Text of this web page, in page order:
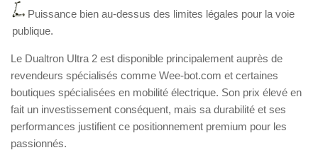
Puissance bien au-dessus des limites légales pour la voie
publique.
Le Dualtron Ultra 2 est disponible principalement auprès de
revendeurs spécialisés comme Wee-bot.com et certaines
boutiques spécialisées en mobilité électrique. Son prix élevé en
fait un investissement conséquent, mais sa durabilité et ses
performances justifient ce positionnement premium pour les
passionnés.